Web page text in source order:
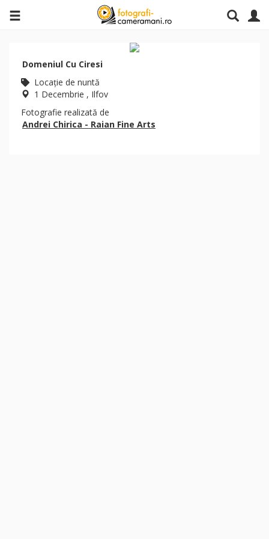
Domeniul Cu Ciresi
Locaţie de nuntă
1 Decembrie , Ilfov
Fotografie realizată de
Andrei Chirica - Raian Fine Arts